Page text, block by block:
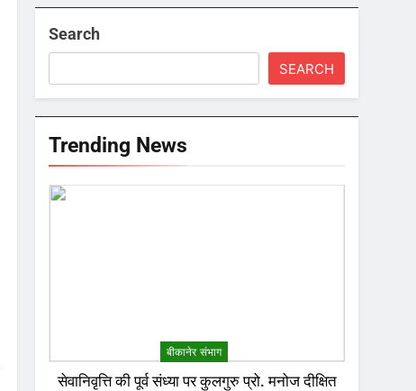
Search
SEARCH
Trending News
बीकानेर संभाग
सेवानिवृत्ति की पूर्व संध्या पर कुलगुरु प्रो. मनोज दीक्षित